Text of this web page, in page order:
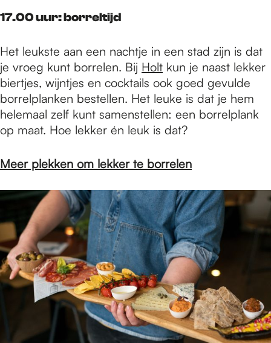
17.00 uur: borreltijd
Het leukste aan een nachtje in een stad zijn is dat
je vroeg kunt borrelen. Bij Holt kun je naast lekker
biertjes, wijntjes en cocktails ook goed gevulde
borrelplanken bestellen. Het leuke is dat je hem
helemaal zelf kunt samenstellen: een borrelplank
op maat. Hoe lekker én leuk is dat?
Meer plekken om lekker te borrelen